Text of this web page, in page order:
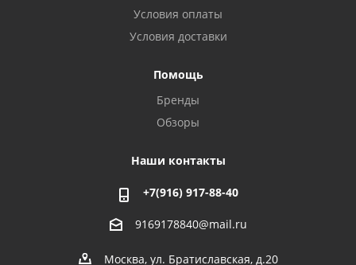
Условия оплаты
Условия доставки
Помощь
Бренды
Обзоры
Наши контакты
+7(916) 917-88-40
9169178840@mail.ru
Москва, ул. Братиславская, д.20